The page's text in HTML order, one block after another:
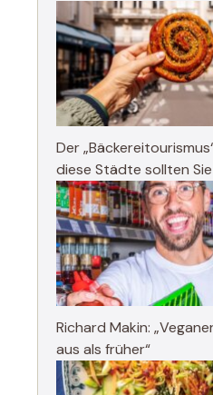
Der
diese Städte sollten
Richard Makin:
aus als früher“